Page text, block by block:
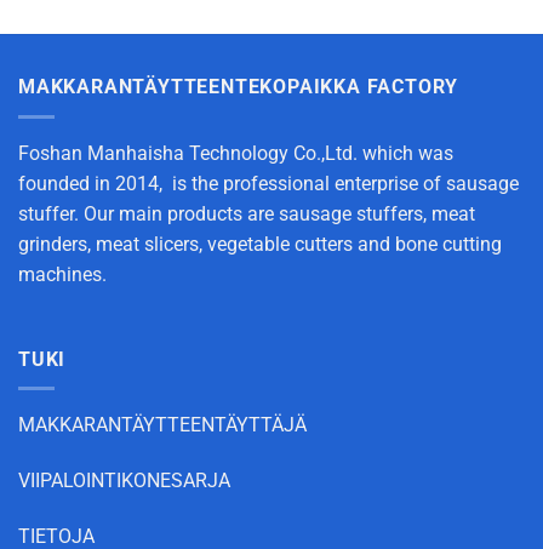
MAKKARANTÄYTTEENTEKOPAIKKA FACTORY
Foshan Manhaisha Technology Co.,Ltd. which was
founded in 2014, is the professional enterprise of sausage
stuffer. Our main products are sausage stuffers, meat
grinders, meat slicers, vegetable cutters and bone cutting
machines.
TUKI
MAKKARANTÄYTTEENTÄYTTÄJÄ
VIIPALOINTIKONESARJA
TIETOJA